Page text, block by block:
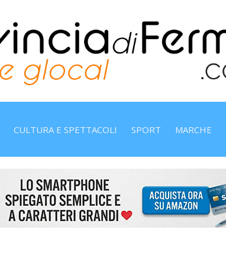
CULTURA E SPETTACOLI SPORT MARCHE